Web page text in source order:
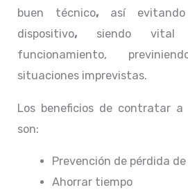
buen técnico, así
dispositivo, siendo
funcionamiento,
situaciones imprevistas.
Los beneficios de contratar a
son:
Prevención de pérdida
Ahorrar tiempo